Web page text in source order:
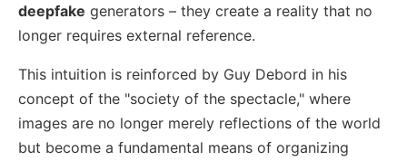
deepfake generators – they create a reality that no
longer requires external reference.
This intuition is reinforced by Guy Debord in his
concept of the "society of the spectacle," where
images are no longer merely reflections of the world
but become a fundamental means of organizing